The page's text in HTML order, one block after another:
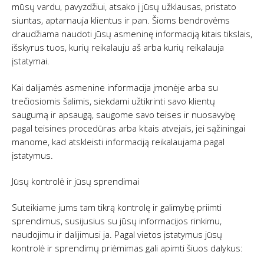
mūsų vardu, pavyzdžiui, atsako į jūsų užklausas, pristato
siuntas, aptarnauja klientus ir pan. Šioms bendrovėms
draudžiama naudoti jūsų asmeninę informaciją kitais tikslais,
išskyrus tuos, kurių reikalauju aš arba kurių reikalauja
įstatymai.
Kai dalijamės asmenine informacija įmonėje arba su
trečiosiomis šalimis, siekdami užtikrinti savo klientų
saugumą ir apsaugą, saugome savo teises ir nuosavybę
pagal teisines procedūras arba kitais atvejais, jei sąžiningai
manome, kad atskleisti informaciją reikalaujama pagal
įstatymus.
Jūsų kontrolė ir jūsų sprendimai
Suteikiame jums tam tikrą kontrolę ir galimybę priimti
sprendimus, susijusius su jūsų informacijos rinkimu,
naudojimu ir dalijimusi ja. Pagal vietos įstatymus jūsų
kontrolė ir sprendimų priėmimas gali apimti šiuos dalykus: